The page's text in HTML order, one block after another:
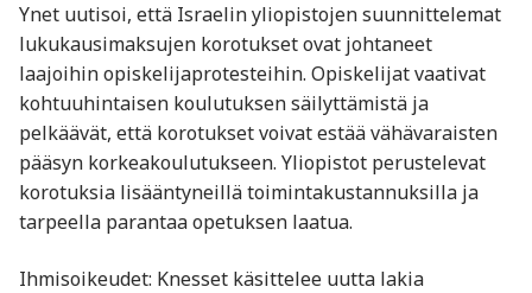
Ynet uutisoi, että Israelin yliopistojen suunnittelemat
lukukausimaksujen korotukset ovat johtaneet
laajoihin opiskelijaprotesteihin. Opiskelijat vaativat
kohtuuhintaisen koulutuksen säilyttämistä ja
pelkäävät, että korotukset voivat estää vähävaraisten
pääsyn korkeakoulutukseen. Yliopistot perustelevat
korotuksia lisääntyneillä toimintakustannuksilla ja
tarpeella parantaa opetuksen laatua.​
Ihmisoikeudet: Knesset käsittelee uutta lakia